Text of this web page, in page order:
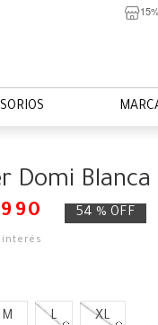
Domi Blanca
990 54 % OFF
interés
M L XL